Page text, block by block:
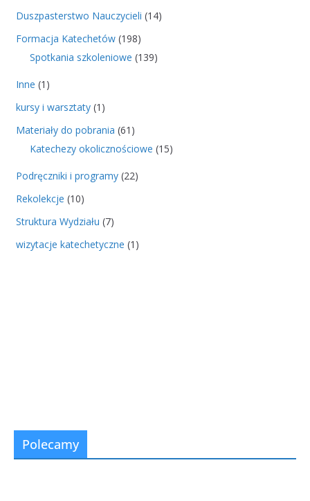
Duszpasterstwo Nauczycieli (14)
Formacja Katechetów(198)
Spotkania szkoleniowe (139)
Inne (1)
kursy i warsztaty(1)
Materiały do pobrania (61)
Katechezy okolicznościowe (15)
Podręczniki i programy(22)
Rekolekcje (10)
Struktura Wydziału (7)
wizytacje katechetyczne (1)
Polecamy